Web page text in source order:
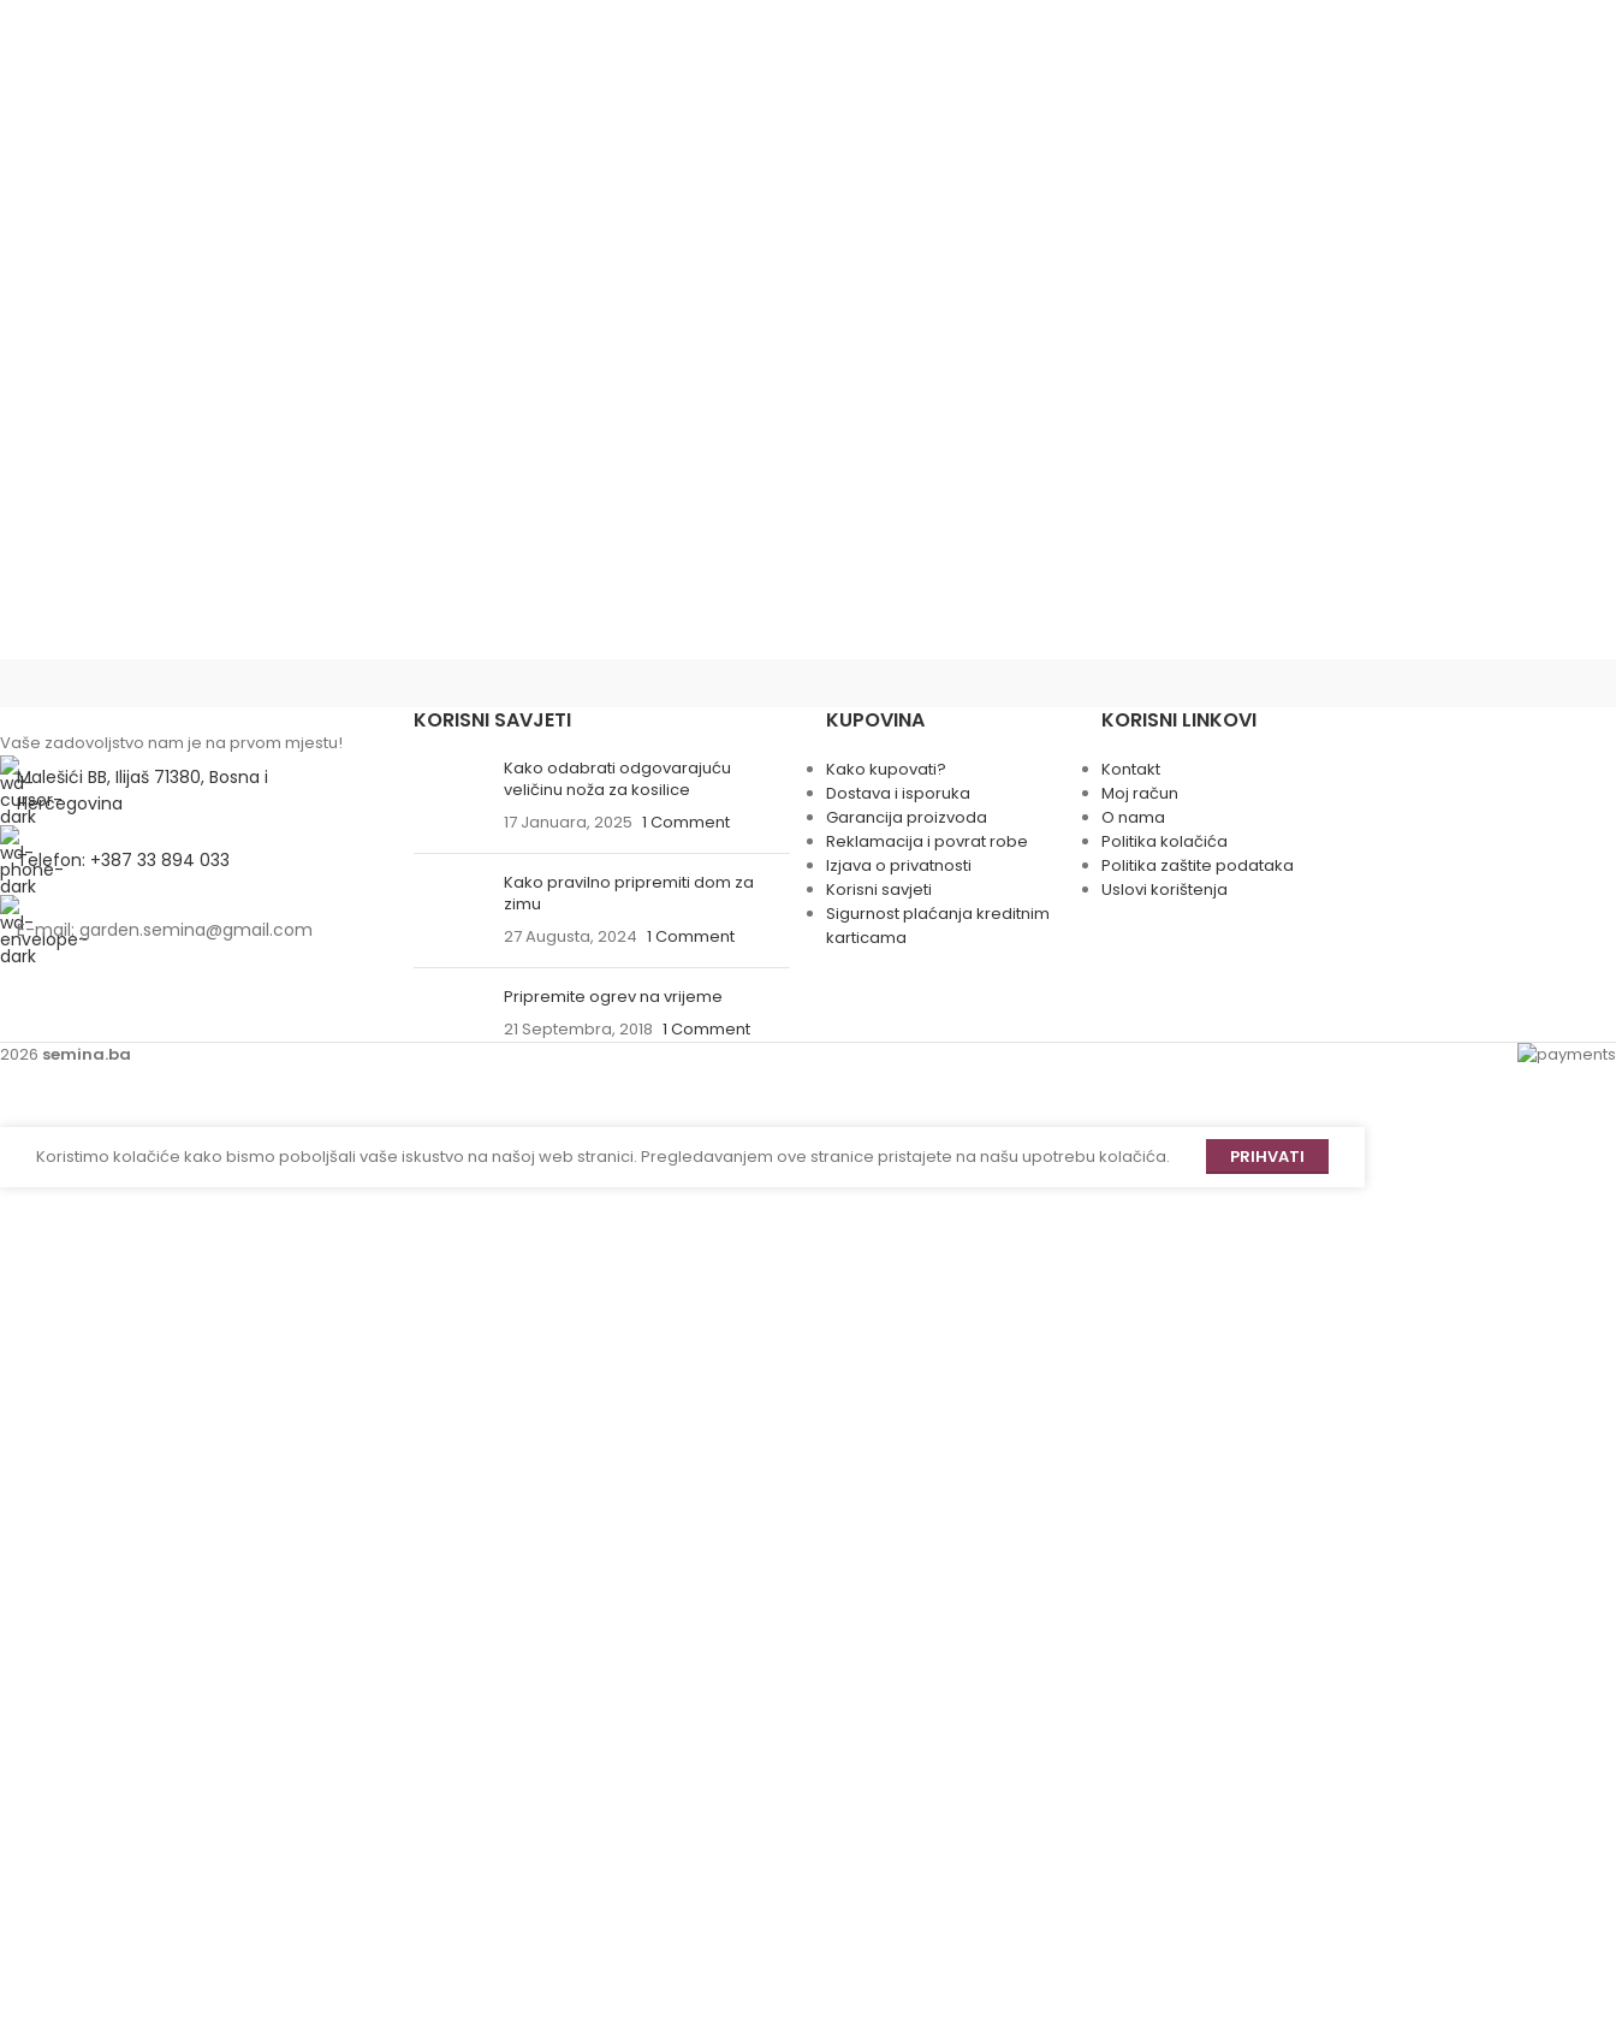
Vaše zadovoljstvo nam je na prvom mjestu!
Malešići BB, Ilijaš 71380, Bosna i
Hercegovina
Telefon: +387 33 894 033
E-mail: garden.semina@gmail.com
KORISNI SAVJETI
Kako odabrati odgovarajuću
veličinu noža za kosilice
17 Januara, 2025 1 Comment
Kako pravilno pripremiti dom za
zimu
27 Augusta, 2024 1 Comment
Pripremite ogrev na vrijeme
21 Septembra, 2018 1 Comment
KUPOVINA
Kako kupovati?
Dostava i isporuka
Garancija proizvoda
Reklamacija i povrat robe
Izjava o privatnosti
Korisni savjeti
Sigurnost plaćanja kreditnim
karticama
KORISNI LINKOVI
Kontakt
Moj račun
O nama
Politika kolačića
Politika zaštite podataka
Uslovi korištenja
2026 semina.ba
Koristimo kolačiće kako bismo poboljšali vaše iskustvo na našoj web stranici. Pregledavanjem ove stranice pristajete na našu upotrebu kolačića. PRIHVATI